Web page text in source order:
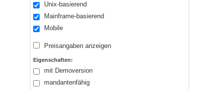
Unix-basierend
Mainframe-basierend
Mobile
Preisangaben anzeigen
Eigenschaften:
mit Demoversion
mandantenfähig